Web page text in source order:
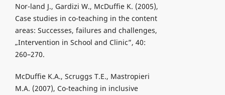
Nor-land J., Gardizi W., McDuffie K. (2005),
Case studies in co-teaching in the content
areas: Successes, failures and challenges,
„Intervention in School and Clinic”, 40:
260–270.
McDuffie K.A., Scruggs T.E., Mastropieri
M.A. (2007), Co-teaching in inclusive